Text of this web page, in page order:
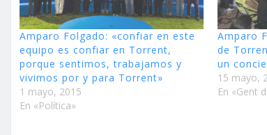
Amparo Folgado: «confiar en este
equipo es confiar en Torrent,
porque sentimos, trabajamos y
vivimos por y para Torrent»
1 mayo, 2015
En «Política»
Amparo
de
un
15 mayo,
En «Gent